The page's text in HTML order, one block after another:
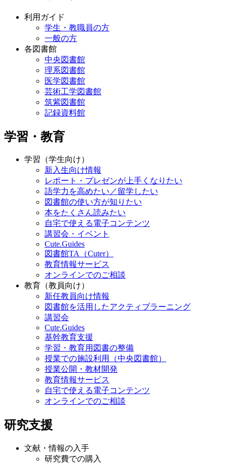
利用ガイド
学生・教職員の方
一般の方
各図書館
中央図書館
理系図書館
医学図書館
芸術工学図書館
筑紫図書館
記録資料館
学習・教育
学習（学生向け）
新入生向け情報
レポート・プレゼンが上手くなりたい
語学力を高めたい／留学したい
図書館の使い方が知りたい
本をたくさん読みたい
自宅で使える電子コンテンツ
講習会・イベント
Cute.Guides
図書館TA（Cuter）
教育情報サービス
オンラインでのご相談
教育（教員向け）
新任教員向け情報
図書館を活用したアクティブラーニング
講習会
Cute.Guides
基幹教育支援
学習・教育用図書の整備
授業での施設利用（中央図書館）
授業公開・教材開発
教育情報サービス
自宅で使える電子コンテンツ
オンラインでのご相談
研究支援
文献・情報の入手
研究費での購入